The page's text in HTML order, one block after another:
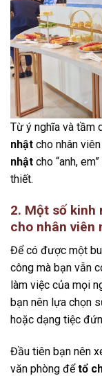
Từ ý nghĩa và tầm
nhật cho nhân
nhật cho “anh,
thiết.
2. Một số kinh
cho nhân viên
Để có được một
công mà bạn vẫn
làm việc của mọi
bạn nên lựa chọn
hoặc dạng tiệc
Đầu tiên bạn nên
văn phòng đểtổ